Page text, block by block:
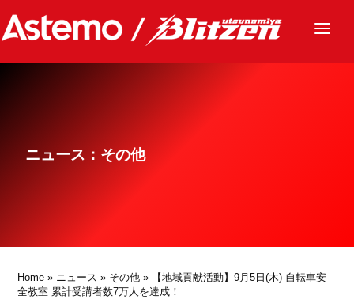
ニュース
グッズ
ニュース：その他
Home » ニュース » その他 » 【地域貢献活動】9月5日(木) 自転車安
全教室 累計受講者数7万人を達成！